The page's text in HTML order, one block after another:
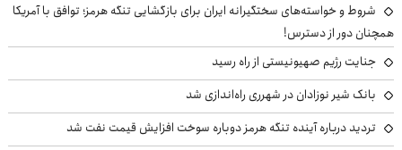
شروط و خواسته‌های سختگیرانه ایران برای بازگشایی تنگه هرمز؛ توافق با آمریکا
همچنان دور از دسترس!
جنایت رژیم صهیونیستی از راه رسید
بانک شیر نوزادان در شهرری راه‌اندازی شد
تردید درباره آینده تنگه هرمز دوباره سوخت افزایش قیمت نفت شد